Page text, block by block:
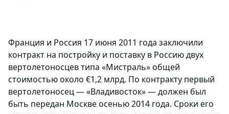
Франция и Россия 17 июня 2011 года заключили
контракт на постройку и поставку в Россию двух
вертолетоносцев типа «Мистраль» общей
стоимостью около €1,2 млрд. По контракту первый
вертолетоносец — «Владивосток» — должен был
быть передан Москве осенью 2014 года. Сроки его